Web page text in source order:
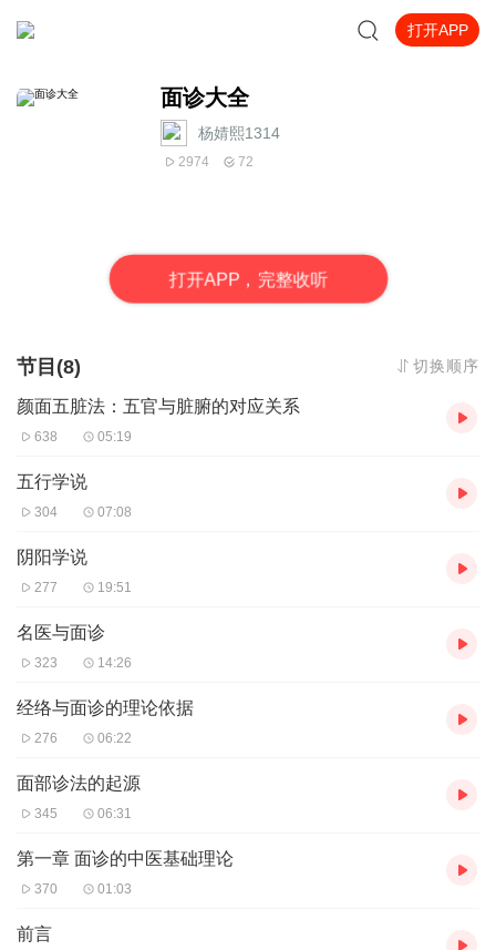
打开APP
面诊大全
杨婧熙1314
2974 72
打开APP，完整收听
节目(8) 切换顺序
颜面五脏法：五官与脏腑的对应关系
638 05:19
五行学说
304 07:08
阴阳学说
277 19:51
名医与面诊
323 14:26
经络与面诊的理论依据
276 06:22
面部诊法的起源
345 06:31
第一章 面诊的中医基础理论
370 01:03
前言